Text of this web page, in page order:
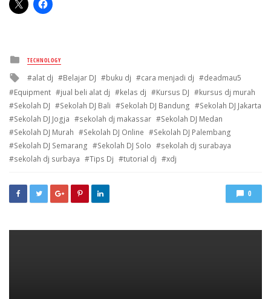
Posted
in
TECHNOLOGY
Tagged
with
alat dj Belajar DJ buku dj cara menjadi dj
deadmau5
Equipment
jual beli alat dj kelas dj Kursus DJ
kursus dj murah
Sekolah DJ
Sekolah DJ Bali Sekolah DJ Bandung
Sekolah DJ Jakarta
Sekolah DJ Jogja
sekolah dj makassar
Sekolah DJ Medan
Sekolah DJ Murah
Sekolah DJ Online
Sekolah DJ Palembang
Sekolah DJ Semarang
Sekolah DJ Solo
sekolah dj surabaya
sekolah dj surbaya
Tips Dj tutorial dj xdj
0